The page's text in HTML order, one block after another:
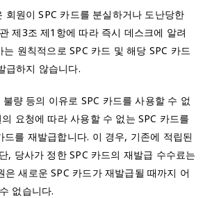
회원이 SPC 카드를 분실하거나 도난당한
제3조 제1항에 따라 즉시 데스크에 알려
원칙적으로 SPC 카드 및 해당 SPC 카드
급하지 않습니다.
량 등의 이유로 SPC 카드를 사용할 수 없
요청에 따라 사용할 수 없는 SPC 카드를
드를 재발급합니다. 이 경우, 기존에 적립된
, 당사가 정한 SPC 카드의 재발급 수수료는
은 새로운 SPC 카드가 재발급될 때까지 어
없습니다.